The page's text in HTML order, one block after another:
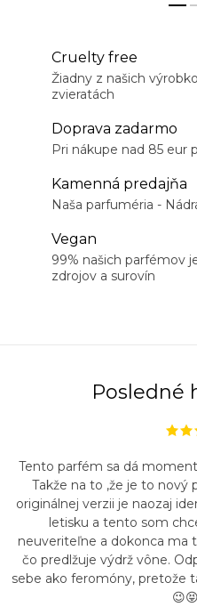
Cruelty free
Žiadny z našich
zvieratách
Doprava zadarmo
Pri nákupe nad 85 eur
Kamenná predajňa
Naša parfuméria -
Vegan
99% našich parfémov
zdrojov a surovín
Posledné
Tento parfém sa dá
Takže na to ,že je to
originálnej verzii je naozaj
letisku a tento som
neuveriteľne a dokonca ma
čo predlžuje výdrž vône.
sebe ako feromóny, pretože